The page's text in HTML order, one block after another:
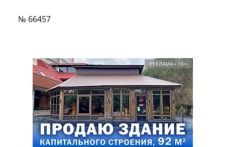
№ 66457
РЕКЛАМА • 18+